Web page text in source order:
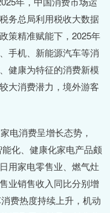
务总局利用税收大数据
策精准赋能下，2025年
手机、新能源汽车等消
健康为特征的消费新模
大消费潜力，境外游客
电消费呈增长态势，
能化、健康化家电产品颇
用家电零售业、燃气灶
业销售收入同比分别增
费热度持续上升，机动